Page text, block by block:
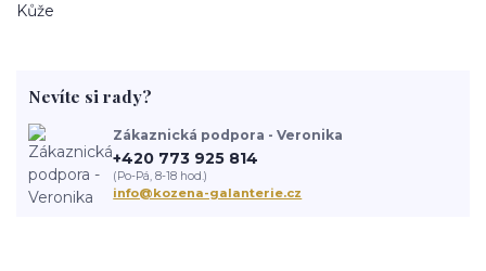
Kůže
Nevíte si rady?
Zákaznická podpora - Veronika
+420 773 925 814
(Po-Pá, 8-18 hod.)
info@kozena-galanterie.cz